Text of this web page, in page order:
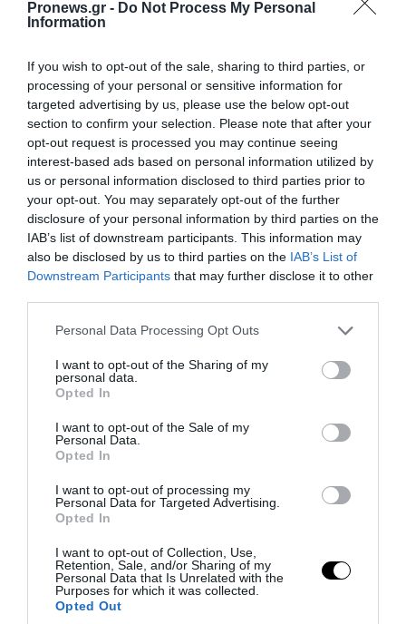
Pronews.gr - Do Not Process My Personal
Information
If you wish to opt-out of the sale, sharing to third parties, or
processing of your personal or sensitive information for
targeted advertising by us, please use the below opt-out
section to confirm your selection. Please note that after your
opt-out request is processed you may continue seeing
interest-based ads based on personal information utilized by
us or personal information disclosed to third parties prior to
your opt-out. You may separately opt-out of the further
disclosure of your personal information by third parties on the
IAB’s list of downstream participants. This information may
also be disclosed by us to third parties on the IAB’s List of
Downstream Participants that may further disclose it to other
Please note that this website/app uses one or more Google
not limited to your visit or usage behaviour. You may click to
grant or deny consent to Google and its third-party tags to
use your data for below specified purposes in below Google
consent section.
Personal Data Processing Opt Outs
I want to opt-out of the Sharing of my
personal data.
Opted In
I want to opt-out of the Sale of my
Personal Data.
Opted In
I want to opt-out of processing my
Personal Data for Targeted Advertising.
Opted In
I want to opt-out of Collection, Use,
Retention, Sale, and/or Sharing of my
Personal Data that Is Unrelated with the
Purposes for which it was collected.
Opted Out
PRONEWS.GR / ΔΙΕΘΝΗΣ ΑΣΦΑΛΕΙΑ
Σκληρή γλώσσα της Ρωσίας κατά της
Γερμανίας για το drone με εκρηκτικά
που βρέθηκε σε αεροδρόμιο της
Λειψίας
08.08.2026 | 08:20
Νταν Κέιν: Ο κορυφαίος Στρατηγός
προειδοποίησε – «Θα μας διαλύσει μια